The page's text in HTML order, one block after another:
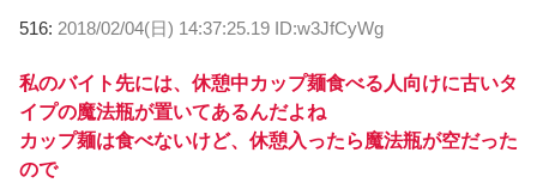
516: 2018/02/04(日) 14:37:25.19 ID:w3JfCyWg
私のバイト先には、休憩中カップ麺食べる人向けに古いタ
イプの魔法瓶が置いてあるんだよね
カップ麺は食べないけど、休憩入ったら魔法瓶が空だった
ので